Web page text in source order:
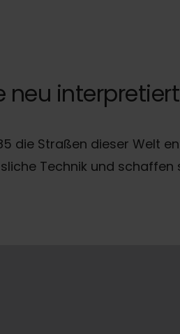
neu interpretiert
die Straßen dieser Welt
Technik und